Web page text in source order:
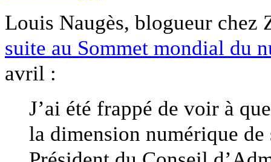
Louis Naugès, blogueur chez
suite au Sommet mondial du
avril :
J’ai été frappé de voir à
la dimension numérique